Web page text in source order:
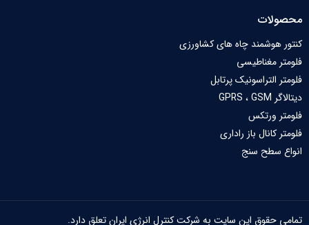
محصولات
کنتور هوشمند چاه های کشاورزی
فلومتر مغناطیسی
فلومتر التراسونیک پرتابل
دیتالاگر GPRS ، GSM
فلومتر ورتکس
فلومتر کانال باز راداری
انواع سطح سنج
تمامی حقوق این سایت به شرکت کنترل انرژی ایران تعلق دارد.